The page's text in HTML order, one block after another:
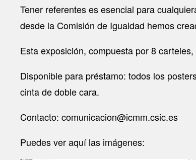
Tener referentes es esencial para
desde la Comisión de Igualdad hemos
Esta exposición, compuesta por 8
Disponible para préstamo: todos los
cinta de doble cara.
Contacto: comunicacion@icmm.csic.es
Puedes ver aquí las imágenes: